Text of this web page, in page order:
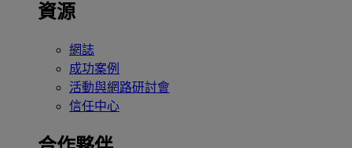
資源
網誌
成功案例
活動與網路研討會
信任中心